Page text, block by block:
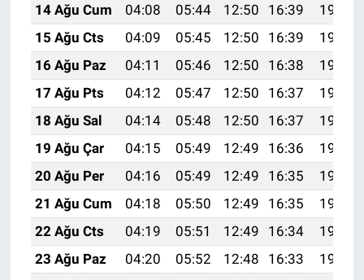
14 Ağu Cum
04:08 05:44 12:50 16:39
19:47
15 Ağu Cts
04:09 05:45 12:50 16:39
19:46
16 Ağu Paz
04:11 05:46 12:50 16:38
19:45
17 Ağu Pts
04:12 05:47 12:50 16:37
19:43
18 Ağu Sal
04:14 05:48 12:50 16:37
19:42
19 Ağu Çar
04:15 05:49 12:49 16:36
19:40
20 Ağu Per
04:16 05:49 12:49 16:35
19:39
21 Ağu Cum
04:18 05:50 12:49 16:35
19:37
22 Ağu Cts
04:19 05:51 12:49 16:34
19:36
23 Ağu Paz
04:20 05:52 12:48 16:33
19:35